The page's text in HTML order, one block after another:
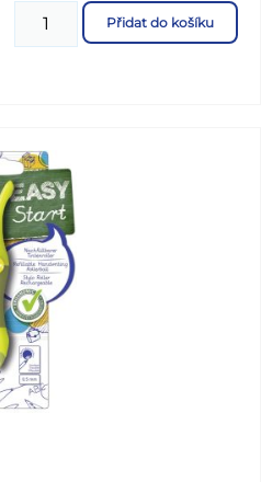
Přidat do košíku